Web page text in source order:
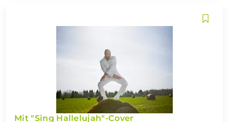
Mit "Sing Hallelujah"-Cover